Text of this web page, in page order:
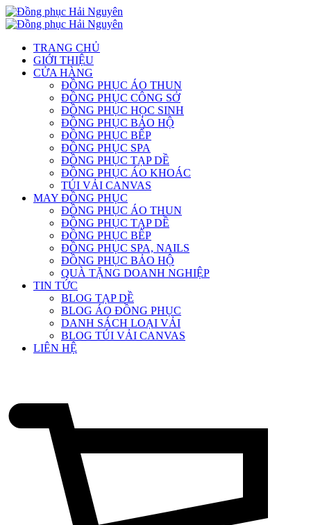
TRANG CHỦ
GIỚI THIỆU
CỬA HÀNG
ĐỒNG PHỤC ÁO THUN
ĐỒNG PHỤC CÔNG SỞ
ĐỒNG PHỤC HỌC SINH
ĐỒNG PHỤC BẢO HỘ
ĐỒNG PHỤC BẾP
ĐỒNG PHỤC SPA
ĐỒNG PHỤC TẠP DỀ
ĐỒNG PHỤC ÁO KHOÁC
TÚI VẢI CANVAS
MAY ĐỒNG PHỤC
ĐỒNG PHỤC ÁO THUN
ĐỒNG PHỤC TẠP DỀ
ĐỒNG PHỤC BẾP
ĐỒNG PHỤC SPA, NAILS
ĐỒNG PHỤC BẢO HỘ
QUÀ TẶNG DOANH NGHIỆP
TIN TỨC
BLOG TẠP DỀ
BLOG ÁO ĐỒNG PHỤC
DANH SÁCH LOẠI VẢI
BLOG TÚI VẢI CANVAS
LIÊN HỆ